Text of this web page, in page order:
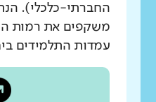
החברתי-כלכלי).
משקפים את רמות
עמדות התלמידים